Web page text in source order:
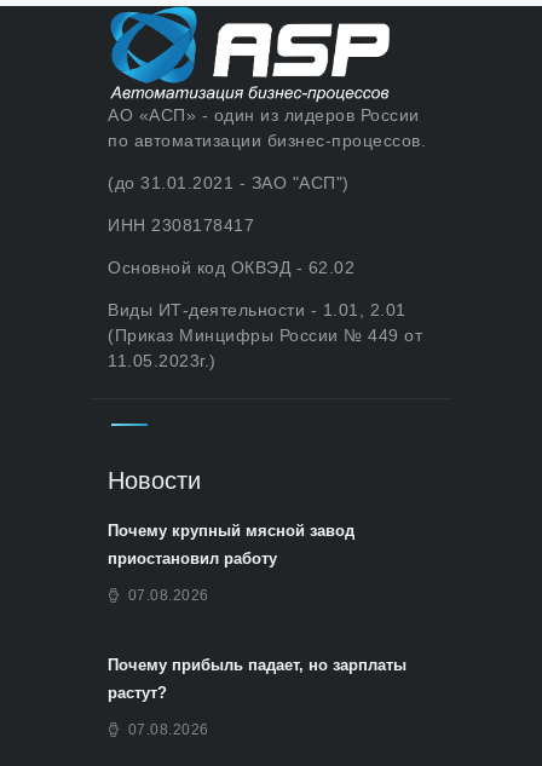
АО «АСП» - один из лидеров России
по автоматизации бизнес-процессов.
(до 31.01.2021 - ЗАО "АСП")
ИНН 2308178417
Основной код ОКВЭД - 62.02
Виды ИТ-деятельности - 1.01, 2.01
(Приказ Минцифры России № 449 от
11.05.2023г.)
Новости
Почему крупный мясной завод
приостановил работу
07.08.2026
Почему прибыль падает, но зарплаты
растут?
07.08.2026